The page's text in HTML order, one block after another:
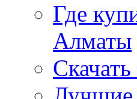
Где
Алматы